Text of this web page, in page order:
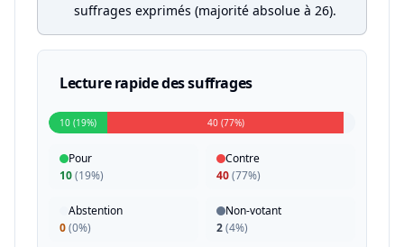
suffrages exprimés (majorité absolue à 26).
Lecture rapide des suffrages
10 (19%) 40 (77%)
Pour
10(19%)
Contre
40(77%)
Abstention
0(0%)
Non-votant
2(4%)